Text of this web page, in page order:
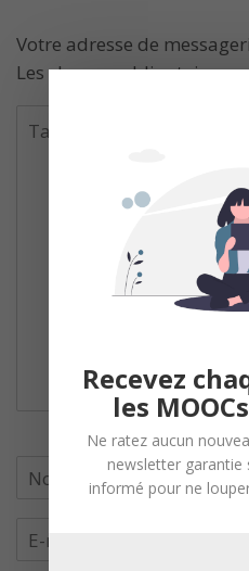
Votre adresse de
Les champs obligatoires
Recevez
les
Ne ratez aucun
newsletter garantie
informé pour ne